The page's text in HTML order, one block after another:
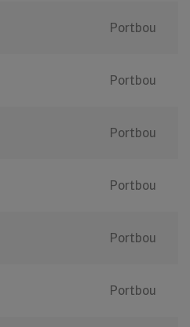
Portbou
Portbou
Portbou
Portbou
Portbou
Portbou